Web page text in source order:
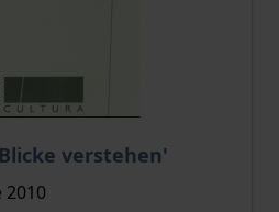
verstehen'
2010